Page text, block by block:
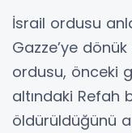
İsrail ordusu
Gazze’ye dönük
ordusu, önceki
altındaki Refah
öldürüldüğünü